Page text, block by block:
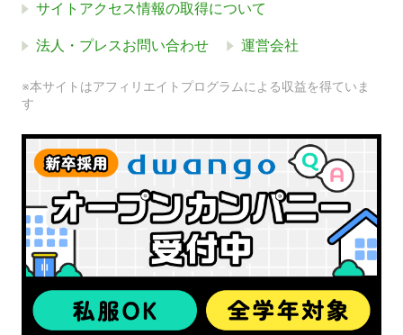
サイトアクセス情報の取得について
法人・プレスお問い合わせ 運営会社
※本サイトはアフィリエイトプログラムによる収益を得ていま
す